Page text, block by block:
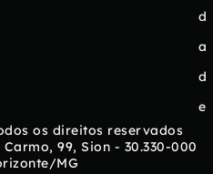
d
a
d
e
os direitos reservados
99, Sion - 30.330-000
MG